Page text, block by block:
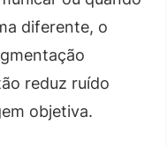
diferente, o
reduz ruído
objetiva.